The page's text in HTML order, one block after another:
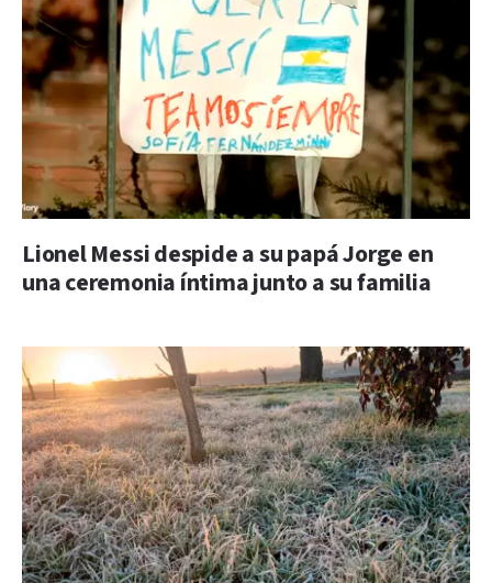
Lionel Messi despide a su papá Jorge en
una ceremonia íntima junto a su familia